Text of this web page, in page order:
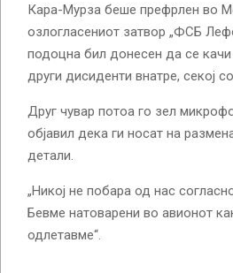
Кара-Мурза беше префрлен во
озлогласениот затвор „ФСБ
подоцна бил донесен да се
други дисиденти внатре, секој
Друг чувар потоа го зел
објавил дека ги носат на
детали.
„Никој не побара од нас
Бевме натоварени во авионот
одлетавме“.